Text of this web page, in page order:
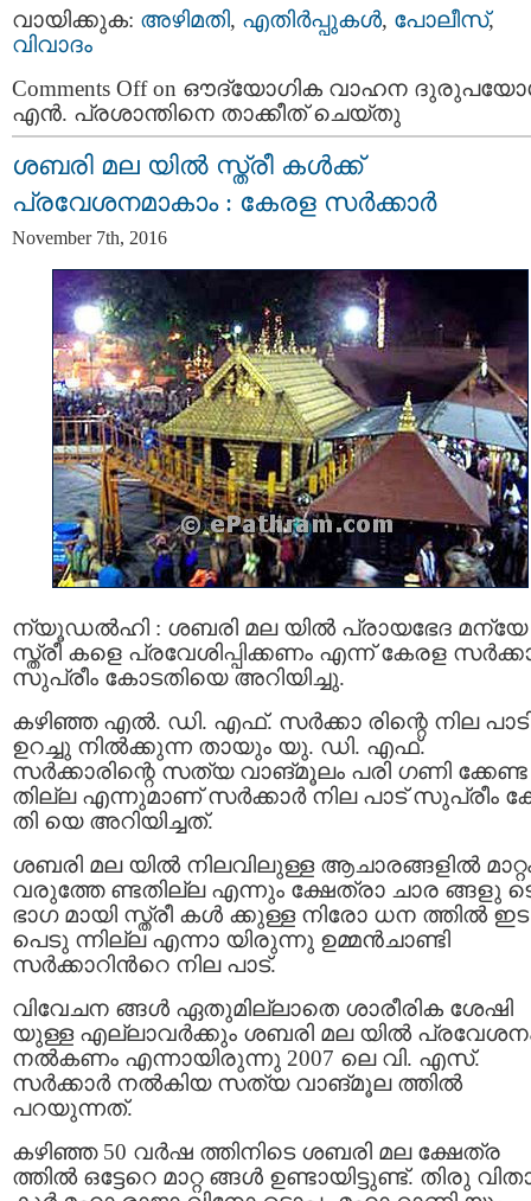
വായിക്കുക: അഴിമതി, എതിര്‍പ്പുകള്‍, പോലീസ്‌,
വിവാദം
Comments Offon ഔദ്യോഗിക വാഹന
എന്‍. പ്രശാന്തിനെ താക്കീത് ചെയ്തു
ശബരി മല യിൽ സ്ത്രീ കൾക്ക്
പ്രവേശനമാകാം : കേരള സർക്കാർ
November 7th, 2016
ന്യൂഡൽഹി : ശബരി മല യിൽ പ്രായഭേദ മന്യേ
സ്ത്രീ കളെ പ്രവേശിപ്പിക്കണം എന്ന് കേരള
സുപ്രീം കോടതിയെ അറിയിച്ചു.
കഴിഞ്ഞ എല്‍. ഡി. എഫ്. സര്‍ക്കാ രിന്റെ നില
ഉറച്ചു നില്‍ക്കുന്ന തായും യു. ഡി. എഫ്.
സര്‍ക്കാരിന്റെ സത്യ വാങ്മൂലം പരി ഗണി ക്കേണ്ട
തില്ല എന്നുമാണ് സര്‍ക്കാര്‍ നില പാട് സുപ്രീം
തി യെ അറിയിച്ചത്.
ശബരി മല യില്‍ നിലവിലുള്ള ആചാരങ്ങളില്‍
വരുത്തേ ണ്ടതില്ല എന്നും ക്ഷേത്രാ ചാര ങ്ങളു
ഭാഗ മായി സ്ത്രീ കൾ ക്കുള്ള നിരോ ധന ത്തിൽ ഇട
പെടു ന്നില്ല എന്നാ യിരുന്നു ഉമ്മൻചാണ്ടി
സർക്കാറിന്‍റെ നില പാട്.
വിവേചന ങ്ങള്‍ ഏതുമില്ലാതെ ശാരീരിക ശേഷി
യുള്ള എല്ലാവർക്കും ശബരി മല യിൽ
നൽകണം എന്നായിരുന്നു 2007 ലെ വി. എസ്.
സർക്കാർ നൽകിയ സത്യ വാങ്മൂല ത്തിൽ
പറയുന്നത്.
കഴിഞ്ഞ 50 വർഷ ത്തിനിടെ ശബരി മല ക്ഷേത്ര
ത്തിൽ ഒട്ടേറെ മാറ്റ ങ്ങള്‍ ഉണ്ടായിട്ടുണ്ട്. തിരു